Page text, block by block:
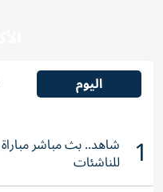
اليوم
1 شاهد.. بث مباشر
للناشئات